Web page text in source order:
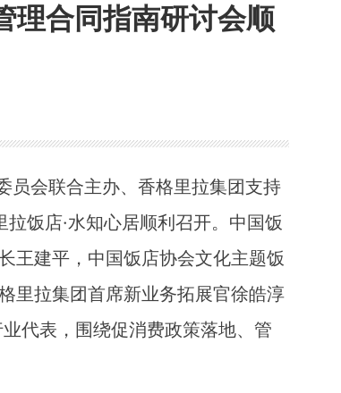
合同指南研讨会顺
员会联合主办、香格里拉集团支持
饭店·水知心居顺利召开。中国饭
王建平，中国饭店协会文化主题饭
里拉集团首席新业务拓展官徐皓淳
代表，围绕促消费政策落地、管